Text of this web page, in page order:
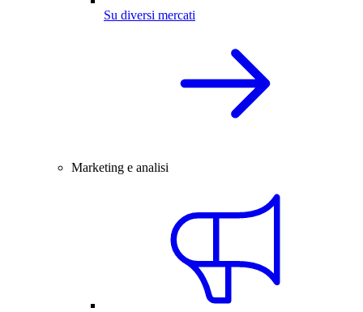
Su diversi mercati
Marketing e analisi